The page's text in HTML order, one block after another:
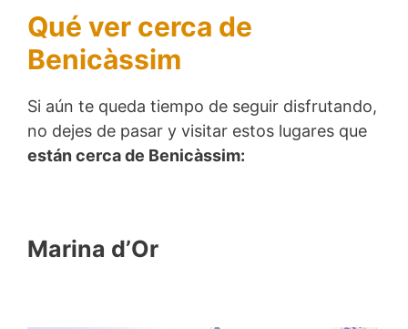
Qué ver cerca de
Benicàssim
Si aún te queda tiempo de seguir disfrutando,
no dejes de pasar y visitar estos lugares que
están cerca de Benicàssim:
Marina d’Or